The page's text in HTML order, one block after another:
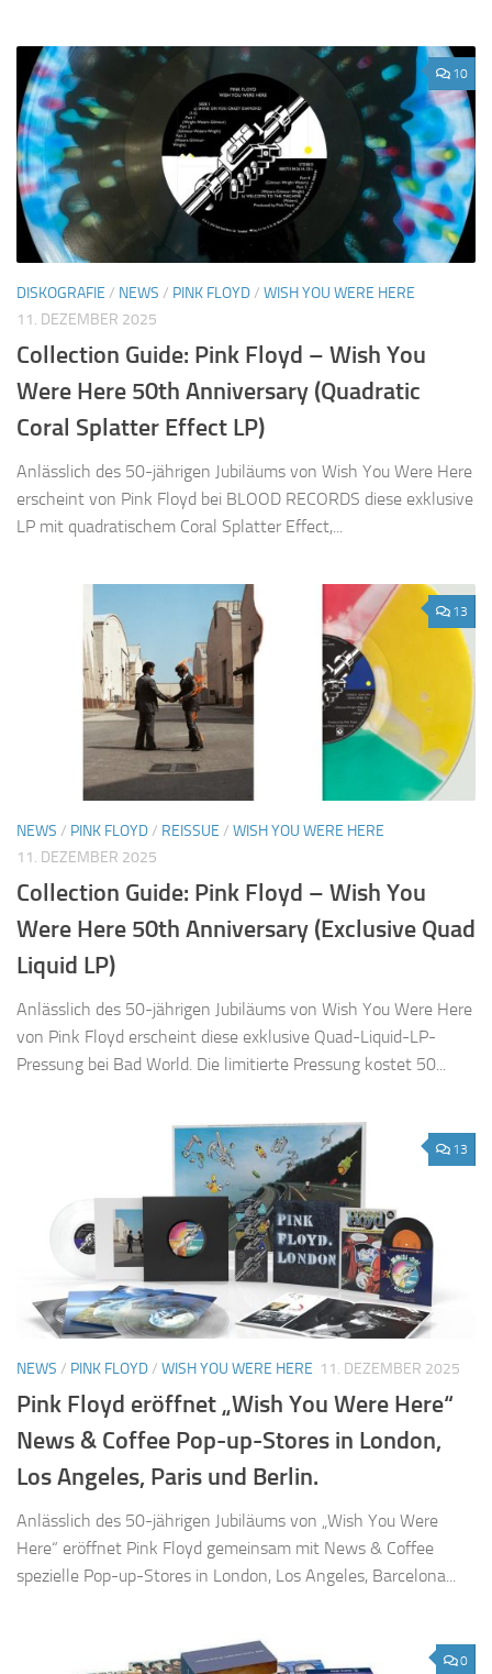
10
DISKOGRAFIE / NEWS / PINK FLOYD/ WISH YOU WERE HERE
11. DEZEMBER 2025
Collection Guide: Pink Floyd – Wish You
Were Here 50th Anniversary (Quadratic
Coral Splatter Effect LP)
Anlässlich des 50-jährigen Jubiläums von Wish You Were Here
erscheint von Pink Floyd bei BLOOD RECORDS diese exklusive
LP mit quadratischem Coral Splatter Effect,...
13
NEWS / PINK FLOYD/ REISSUE / WISH YOU WERE HERE
11. DEZEMBER 2025
Collection Guide: Pink Floyd – Wish You
Were Here 50th Anniversary (Exclusive Quad
Liquid LP)
Anlässlich des 50-jährigen Jubiläums von Wish You Were Here
von Pink Floyd erscheint diese exklusive Quad-Liquid-LP-
Pressung bei Bad World. Die limitierte Pressung kostet 50...
13
NEWS / PINK FLOYD/ WISH YOU WERE HERE 11. DEZEMBER 2025
Pink Floyd eröffnet „Wish You Were Here“
News & Coffee Pop-up-Stores in London,
Los Angeles, Paris und Berlin.
Anlässlich des 50-jährigen Jubiläums von „Wish You Were
Here“ eröffnet Pink Floyd gemeinsam mit News & Coffee
spezielle Pop-up-Stores in London, Los Angeles, Barcelona...
0